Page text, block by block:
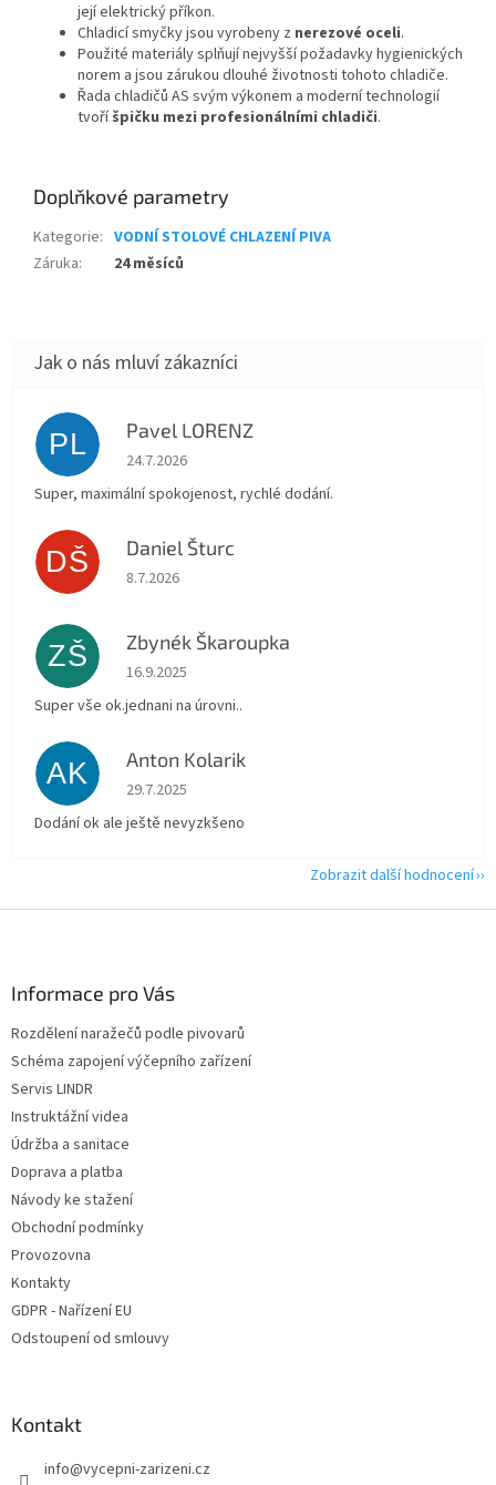
její elektrický příkon.
Chladicí smyčky jsou vyrobeny z nerezové oceli.
Použité materiály splňují nejvyšší požadavky hygienických
norem a jsou zárukou dlouhé životnosti tohoto chladiče.
Řada chladičů AS svým výkonem a moderní technologií
tvoříšpičku mezi profesionálními chladiči.
Doplňkové parametry
Kategorie: VODNÍ STOLOVÉ CHLAZENÍ PIVA
Záruka: 24 měsíců
PL Pavel LORENZ
Hodnocení obchodu je 5 z 5 hvězdiček.
24.7.2026
Super, maximální spokojenost, rychlé dodání.
DŠ Daniel Šturc
Hodnocení obchodu je 5 z 5 hvězdiček.
8.7.2026
ZŠ Zbynék Škaroupka
Hodnocení obchodu je 5 z 5 hvězdiček.
16.9.2025
Super vše ok.jednani na úrovni..
AK Anton Kolarik
Hodnocení obchodu je 5 z 5 hvězdiček.
29.7.2025
Dodání ok ale ještě nevyzkšeno
Zobrazit další hodnocení
Informace pro Vás
Rozdělení naražečů podle pivovarů
Schéma zapojení výčepního zařízení
Servis LINDR
Instruktážní videa
Údržba a sanitace
Doprava a platba
Návody ke stažení
Obchodní podmínky
Provozovna
Kontakty
GDPR - Nařízení EU
Odstoupení od smlouvy
Kontakt
info@vycepni-zarizeni.cz